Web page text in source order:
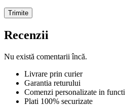
Recenzii
Nu există comentarii încă.
Livrare prin curier
Garantia returului
Comenzi personalizate in
Plati 100% securizate